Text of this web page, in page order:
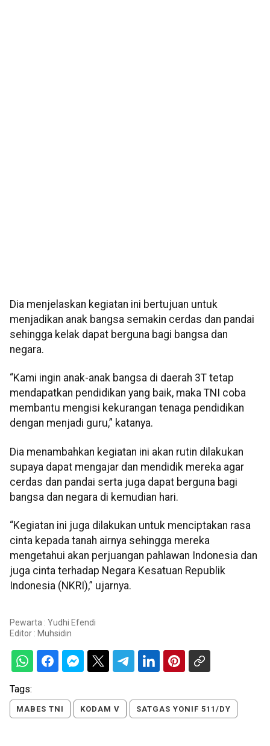
Dia menjelaskan kegiatan ini bertujuan untuk
menjadikan anak bangsa semakin cerdas dan pandai
sehingga kelak dapat berguna bagi bangsa dan
negara.
“Kami ingin anak-anak bangsa di daerah 3T tetap
mendapatkan pendidikan yang baik, maka TNI coba
membantu mengisi kekurangan tenaga pendidikan
dengan menjadi guru,” katanya.
Dia menambahkan kegiatan ini akan rutin dilakukan
supaya dapat mengajar dan mendidik mereka agar
cerdas dan pandai serta juga dapat berguna bagi
bangsa dan negara di kemudian hari.
“Kegiatan ini juga dilakukan untuk menciptakan rasa
cinta kepada tanah airnya sehingga mereka
mengetahui akan perjuangan pahlawan Indonesia dan
juga cinta terhadap Negara Kesatuan Republik
Indonesia (NKRI),” ujarnya.
Pewarta : Yudhi Efendi
Editor : Muhsidin
Tags:
MABES TNI KODAM V SATGAS YONIF 511/DY